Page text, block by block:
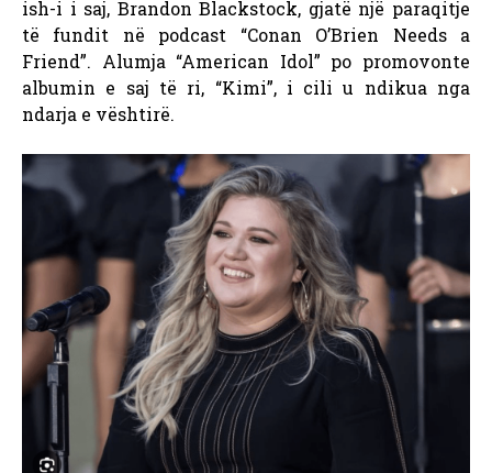
ish-i i saj, Brandon Blackstock, gjatë një paraqitje
të fundit në podcast “Conan O’Brien Needs a
Friend”. Alumja “American Idol” po promovonte
albumin e saj të ri, “Kimi”, i cili u ndikua nga
ndarja e vështirë.